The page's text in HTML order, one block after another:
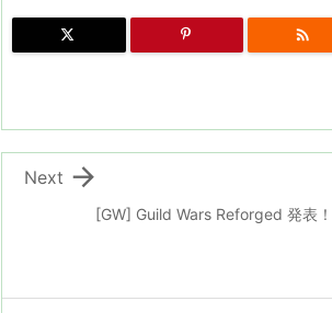

[GW] Guild Wars Reforged 発表！

Next